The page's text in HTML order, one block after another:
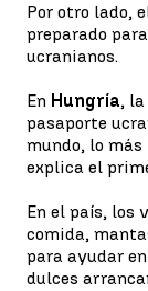
Por otro lado,
preparado
ucranianos.
En Hungría,
pasaporte
mundo, lo
explica el
En el país, los
comida,
para ayudar
dulces